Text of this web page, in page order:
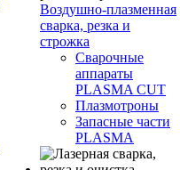
Воздушно-плазменная
сварка, резка и
строжка
Сварочные
аппараты
PLASMA CUT
Плазмотроны
Запасные части
PLASMA